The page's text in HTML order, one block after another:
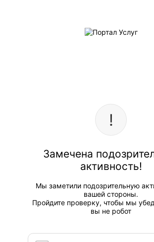
Замечена
активность!
Мы заметили подозрительную
вашей стороны.
Пройдите проверку, чтобы мы
вы не робот